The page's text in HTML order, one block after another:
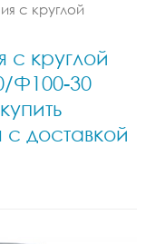
с круглой
с круглой
Ф100-30
с доставкой